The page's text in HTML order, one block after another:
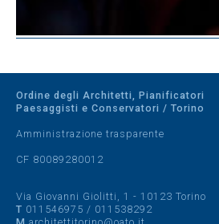
Ordine degli Architetti, Pianificatori
Paesaggisti e Conservatori / Torino
Amministrazione trasparente
CF 80089280012
Via Giovanni Giolitti, 1 - 10123 Torino
T 011546975 / 011538292